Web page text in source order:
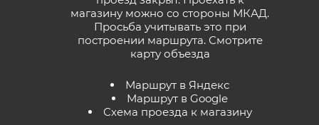
магазину можно со стороны МКАД.
Просьба учитывать это при
построении маршрута. Смотрите
карту объезда
Маршрут в Яндекс
Маршрут в Google
Схема проезда к магазину